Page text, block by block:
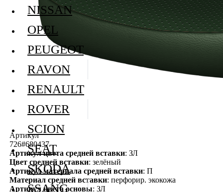
Артикул
726#680437
Артикул цвета средней вставки: ЗЛ
Цвет средней вставки: зелёный
Артикул материала средней вставки: П
Материал средней вставки: перфорир. экокожа
Артикул цвета основы: ЗЛ
NISSAN
OPEL
PEUGEOT
RAVON
RENAULT
ROVER
SCION
SEAT
SKODA
SSANG